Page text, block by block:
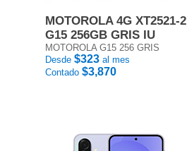
MOTOROLA 4G XT2521-2
G15 256GB GRIS IU
MOTOROLA G15 256 GRIS
Desde $323 al mes
Contado $3,870